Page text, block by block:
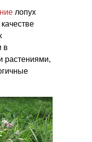
лопух
в
растениями,